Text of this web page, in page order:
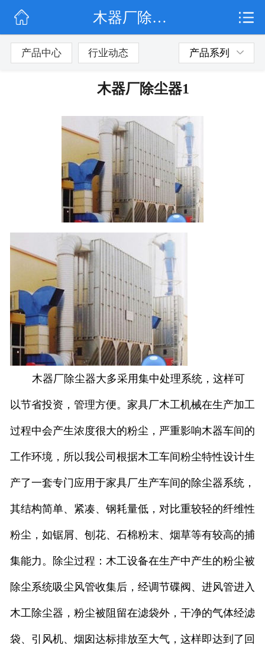
公司简介
联系我们
木器厂除尘器1
产品中心 行业动态 产品系列
木器厂除尘器1
木器厂除尘器大多采用集中处理系统，这样可
以节省投资，管理方便。家具厂木工机械在生产加工
过程中会产生浓度很大的粉尘，严重影响木器车间的
工作环境，所以我公司根据木工车间粉尘特性设计生
产了一套专门应用于家具厂生产车间的除尘器系统，
其结构简单、紧凑、钢耗量低，对比重较轻的纤维性
粉尘，如锯屑、刨花、石棉粉末、烟草等有较高的捕
集能力。除尘过程：木工设备在生产中产生的粉尘被
除尘系统吸尘风管收集后，经调节碟阀、进风管进入
木工除尘器，粉尘被阻留在滤袋外，干净的气体经滤
袋、引风机、烟囱达标排放至大气，这样即达到了回